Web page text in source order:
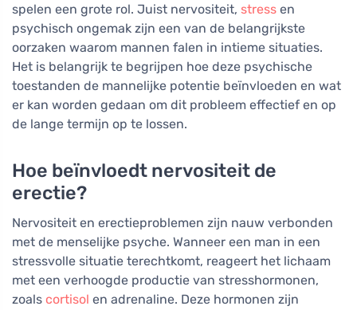
spelen een grote rol. Juist nervositeit, stress en
psychisch ongemak zijn een van de belangrijkste
oorzaken waarom mannen falen in intieme situaties.
Het is belangrijk te begrijpen hoe deze psychische
toestanden de mannelijke potentie beïnvloeden en wat
er kan worden gedaan om dit probleem effectief en op
de lange termijn op te lossen.
Hoe beïnvloedt nervositeit de
erectie?
Nervositeit en erectieproblemen zijn nauw verbonden
met de menselijke psyche. Wanneer een man in een
stressvolle situatie terechtkomt, reageert het lichaam
met een verhoogde productie van stresshormonen,
zoals cortisol en adrenaline. Deze hormonen zijn